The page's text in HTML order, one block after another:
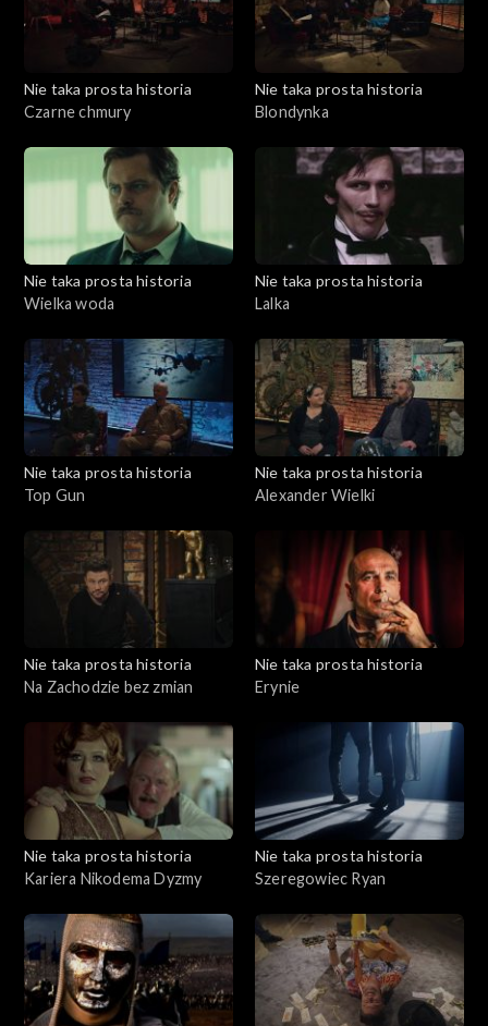
Nie taka prosta historia
Czarne chmury
Nie taka prosta historia
Blondynka
Nie taka prosta historia
Wielka woda
Nie taka prosta historia
Lalka
Nie taka prosta historia
Top Gun
Nie taka prosta historia
Alexander Wielki
Nie taka prosta historia
Na Zachodzie bez zmian
Nie taka prosta historia
Erynie
Nie taka prosta historia
Kariera Nikodema Dyzmy
Nie taka prosta historia
Szeregowiec Ryan